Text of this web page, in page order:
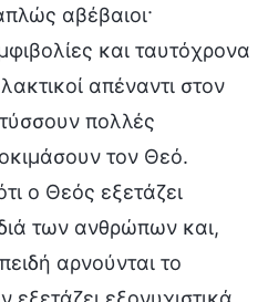
αβέβαιοι·
και ταυτόχρονα
απέναντι στον
πολλές
τον Θεό.
ο Θεός εξετάζει
των ανθρώπων και,
αρνούνται το